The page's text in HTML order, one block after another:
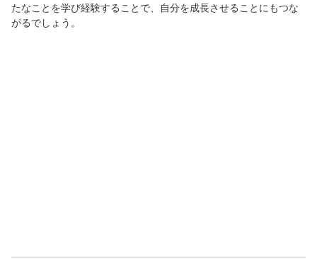
たなことを学び経験することで、自分を成長させることにもつな
がるでしょう。